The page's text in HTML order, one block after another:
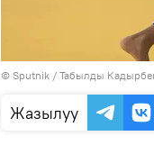
© Sputnik / Табылды
Жазылуу